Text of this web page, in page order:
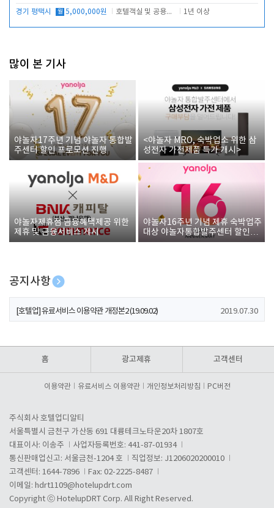
경기 평택시 월 5,000,000원 호텔객실 및 공용시설 청소 관리 1년 이상
많이 본 기사
야놀자17주년 기념 야놀자 통합발
주센터 할인 프로모션 진행
<야놀자 MRO, 숙박업소 위한 삼
성전자 가전제품 특가 개시>
야놀자제휴점 금융혜택제공 위한
제휴 및 금융서비스 게시
야놀자16주년 기념 제휴 숙박업주
대상 야놀자통합발주센터 할인쿠
폰 증정
공지사항
[호텔업] 개인정보 처리방침 개정본1 (19.09.02)
[호텔업] 유료서비스 이용약관 개정본2 (19.09.02) 2019.07.30
홈 광고제휴 고객센터
이용약관 유료서비스 이용약관 개인정보처리방침 PC버전
주식회사 호텔업디알티
서울특별시 금천구 가산동 691 대륭테크노타운20차 1807호
대표이사: 이송주
사업자등록번호: 441-87-01934
통신판매업신고: 서울금천-1204 호
직업정보: J1206020200010
고객센터: 1644-7896
Fax: 02-2225-8487
이메일: hdrt1109@hotelupdrt.com
Copyright ⓒ HotelupDRT Corp. All Right Reserved.